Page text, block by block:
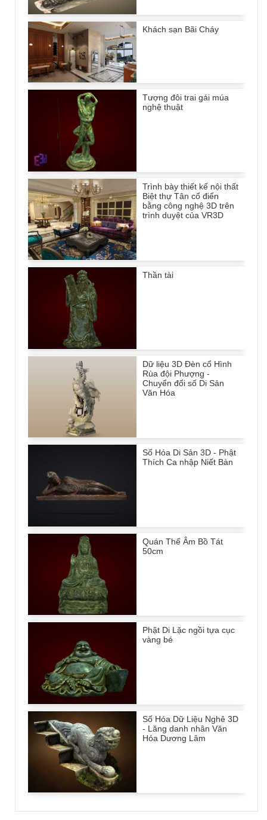
Khách sạn Bãi Cháy
Tượng đôi trai gái múa
nghệ thuật
Trình bày thiết kế nội thất
Biệt thự Tân cổ điển
bằng công nghệ 3D trên
trình duyệt của VR3D
Thần tài
Dữ liệu 3D Đèn cổ Hình
Rùa đội Phượng -
Chuyển đổi số Di Sản
Văn Hóa
Số Hóa Di Sản 3D - Phật
Thích Ca nhập Niết Bàn
Quán Thế Âm Bồ Tát
50cm
Phật Di Lặc ngồi tựa cục
vàng bé
Số Hóa Dữ Liệu Nghê 3D
- Lăng danh nhân Văn
Hóa Dương Lâm